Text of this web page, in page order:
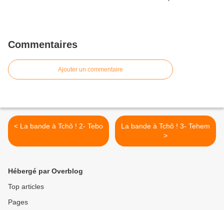
Commentaires
Ajouter un commentaire
< La bande à Tchô ! 2- Tebo
La bande à Tchô ! 3- Tehem
>
Hébergé par Overblog
Top articles
Pages